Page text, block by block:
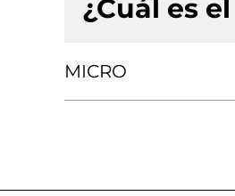
¿Cuál es
MICRO